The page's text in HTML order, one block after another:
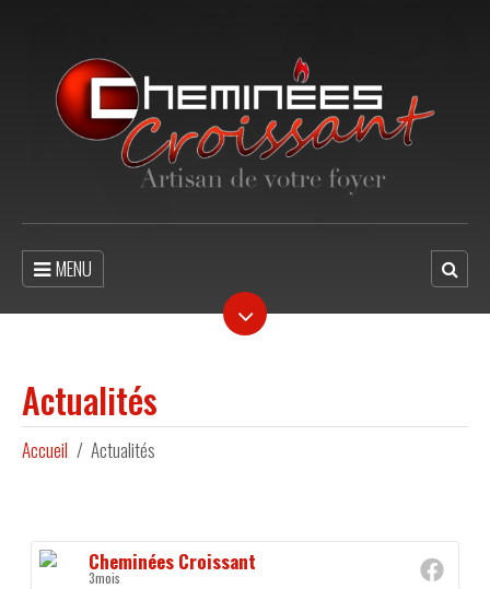
MENU
Actualités
Accueil Actualités
Cheminées Croissant
3mois